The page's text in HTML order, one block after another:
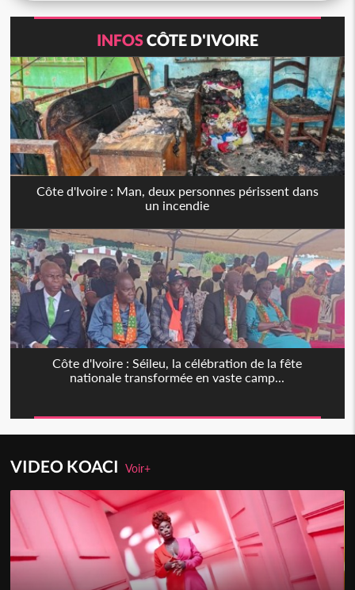
INFOSCÔTE D'IVOIRE
Côte d'Ivoire : Man, deux personnes périssent dans
un incendie
Côte d'Ivoire : Séileu, la célébration de la fête
nationale transformée en vaste camp...
VIDEO KOACIVoir+